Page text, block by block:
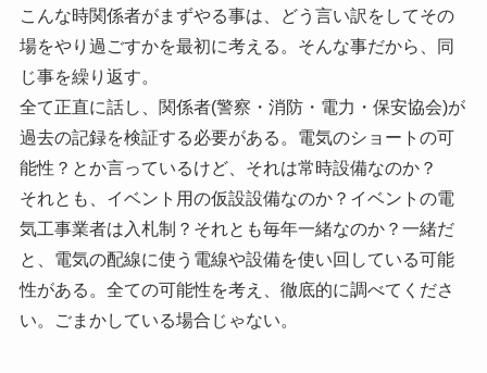
こんな時関係者がまずやる事は、どう言い訳をしてその
場をやり過ごすかを最初に考える。そんな事だから、同
じ事を繰り返す。
全て正直に話し、関係者(警察・消防・電力・保安協会)が
過去の記録を検証する必要がある。電気のショートの可
能性？とか言っているけど、それは常時設備なのか？
それとも、イベント用の仮設設備なのか？イベントの電
気工事業者は入札制？それとも毎年一緒なのか？一緒だ
と、電気の配線に使う電線や設備を使い回している可能
性がある。全ての可能性を考え、徹底的に調べてくださ
い。ごまかしている場合じゃない。